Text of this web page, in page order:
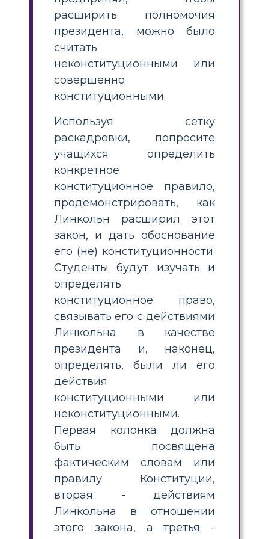
расширить полномочия
президента, можно было
считать
неконституционными или
совершенно
конституционными.
Используя сетку
раскадровки, попросите
учащихся определить
конкретное
конституционное правило,
продемонстрировать, как
Линкольн расширил этот
закон, и дать обоснование
его (не) конституционности.
Студенты будут изучать и
определять
конституционное право,
связывать его с действиями
Линкольна в качестве
президента и, наконец,
определять, были ли его
действия
конституционными или
неконституционными.
Первая колонка должна
быть посвящена
фактическим словам или
правилу Конституции,
вторая - действиям
Линкольна в отношении
этого закона, а третья -